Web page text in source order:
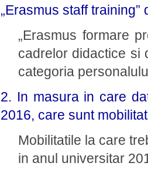
„Erasmus staff training”
„Erasmus formare
cadrelor didactice si
categoria
2. In masura in care
2016, care sunt
Mobilitatile la care
in anul universitar